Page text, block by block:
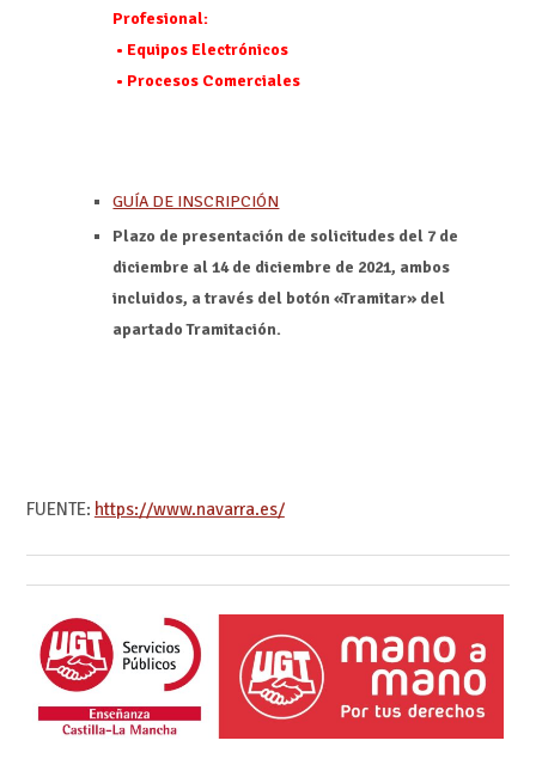
Profesional:
• Equipos Electrónicos
• Procesos Comerciales
GUÍA DE INSCRIPCIÓN
Plazo de presentación de solicitudes del 7 de
diciembre al 14 de diciembre de 2021, ambos
incluidos, a través del botón «Tramitar» del
apartado Tramitación.
FUENTE: https://www.navarra.es/